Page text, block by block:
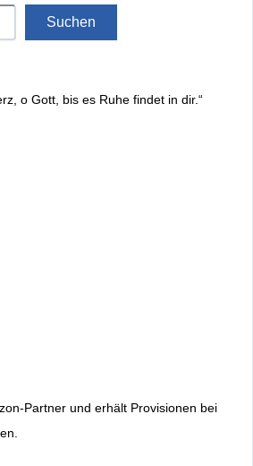
Suchen
o Gott, bis es Ruhe findet in dir.“
Partner und erhält Provisionen bei